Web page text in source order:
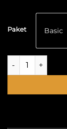
Paket Basic